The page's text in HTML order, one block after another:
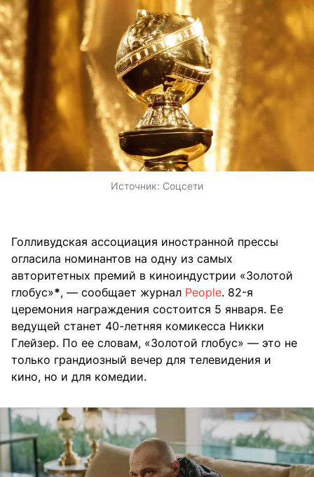
Источник: Соцсети
Голливудская ассоциация иностранной прессы
огласила номинантов на одну из самых
авторитетных премий в киноиндустрии «Золотой
глобус»*, — сообщает журнал People. 82-я
церемония награждения состоится 5 января. Ее
ведущей станет 40-летняя комикесса Никки
Глейзер. По ее словам, «Золотой глобус» — это не
только грандиозный вечер для телевидения и
кино, но и для комедии.